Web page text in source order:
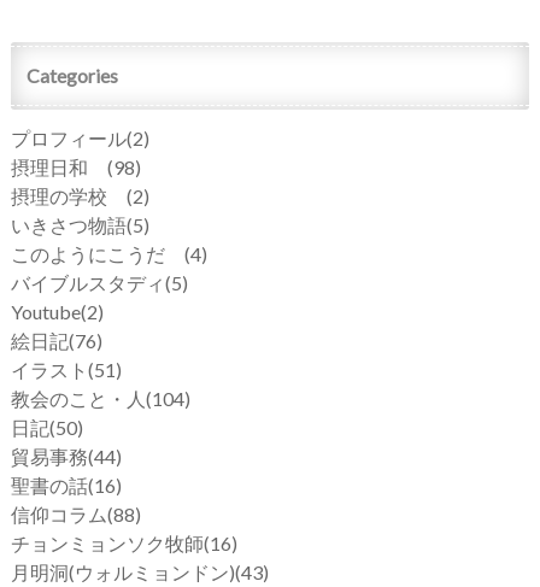
Categories
プロフィール(2)
摂理日和 (98)
摂理の学校 (2)
いきさつ物語(5)
このようにこうだ (4)
バイブルスタディ(5)
Youtube(2)
絵日記(76)
イラスト (51)
教会のこと・人 (104)
日記(50)
貿易事務(44)
聖書の話(16)
信仰コラム(88)
チョンミョンソク牧師(16)
月明洞(ウォルミョンドン)(43)